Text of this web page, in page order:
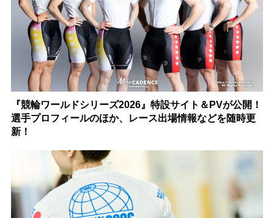
『競輪ワールドシリーズ2026』特設サイト＆PVが公開！
選手プロフィールのほか、レース出場情報などを随時更
新！